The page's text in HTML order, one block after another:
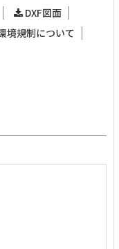
DXF図面
境規制について